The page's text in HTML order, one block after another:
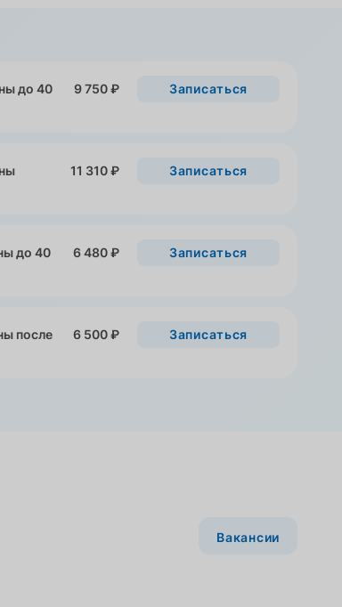
до 40
9 750 ₽ Записаться
11 310 ₽ Записаться
до 40
6 480 ₽ Записаться
после
6 500 ₽ Записаться
Вакансии